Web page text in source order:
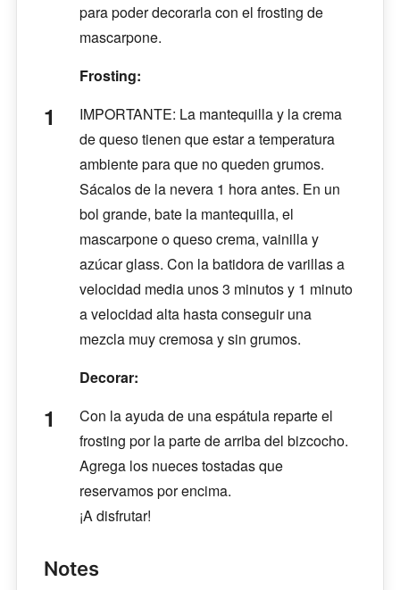
para poder decorarla con el frosting de
mascarpone.
Frosting:
IMPORTANTE: La mantequilla y la crema
de queso tienen que estar a temperatura
ambiente para que no queden grumos.
Sácalos de la nevera 1 hora antes. En un
bol grande, bate la mantequilla, el
mascarpone o queso crema, vainilla y
azúcar glass. Con la batidora de varillas a
velocidad media unos 3 minutos y 1 minuto
a velocidad alta hasta conseguir una
mezcla muy cremosa y sin grumos.
Decorar:
Con la ayuda de una espátula reparte el
frosting por la parte de arriba del bizcocho.
Agrega los nueces tostadas que
reservamos por encima.
¡A disfrutar!
Notes